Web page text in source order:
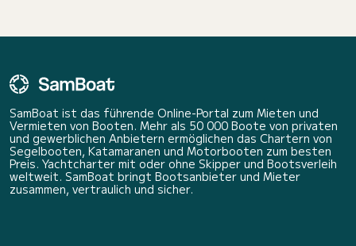
SamBoat ist das führende Online-Portal zum Mieten und
Vermieten von Booten. Mehr als 50 000 Boote von privaten
und gewerblichen Anbietern ermöglichen das Chartern von
Segelbooten, Katamaranen und Motorbooten zum besten
Preis. Yachtcharter mit oder ohne Skipper und Bootsverleih
weltweit. SamBoat bringt Bootsanbieter und Mieter
zusammen, vertraulich und sicher.